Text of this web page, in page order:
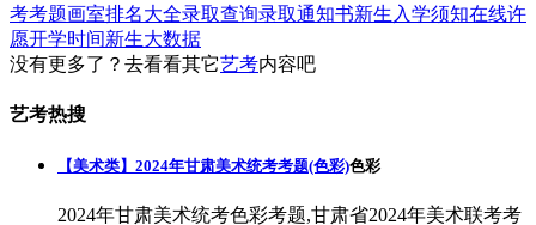
考考题画室排名大全录取查询录取通知书新生入学须知在线许
愿开学时间新生大数据
没有更多了？去看看其它艺考内容吧
艺考热搜
【美术类】2024年甘肃美术统考考题(色彩)色彩
2024年甘肃美术统考色彩考题,甘肃省2024年美术联考考